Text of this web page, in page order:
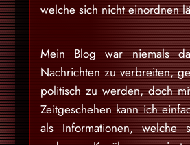
welche sich nicht einordnen
Mein Blog war niemals
Nachrichten zu verbreiten,
politisch zu werden, doch
Zeitgeschehen kann ich
als Informationen, welche